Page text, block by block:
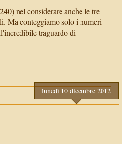
nel considerare anche le tre
Ma conteggiamo solo i numeri
traguardo di
lunedì 10 dicembre 2012